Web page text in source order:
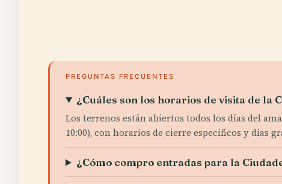
PREGUNTAS FRECUENTES
¿Cuáles son los horarios de visita de la
Los terrenos están abiertos todos los días del
10:00), con horarios de cierre específicos y días
¿Cómo compro entradas para la